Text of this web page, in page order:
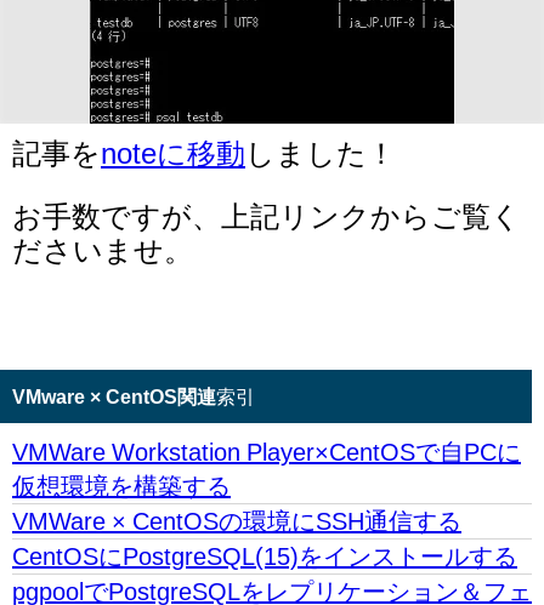
記事をnoteに移動 しました！
お手数ですが、上記リンクからご覧く
ださいませ。
VMware × CentOS関連索引
VMWare Workstation Player×CentOSで自PCに
仮想環境を構築する
VMWare × CentOSの環境にSSH通信する
CentOSにPostgreSQL(15)をインストールする
pgpoolでPostgreSQLをレプリケーション＆フェ